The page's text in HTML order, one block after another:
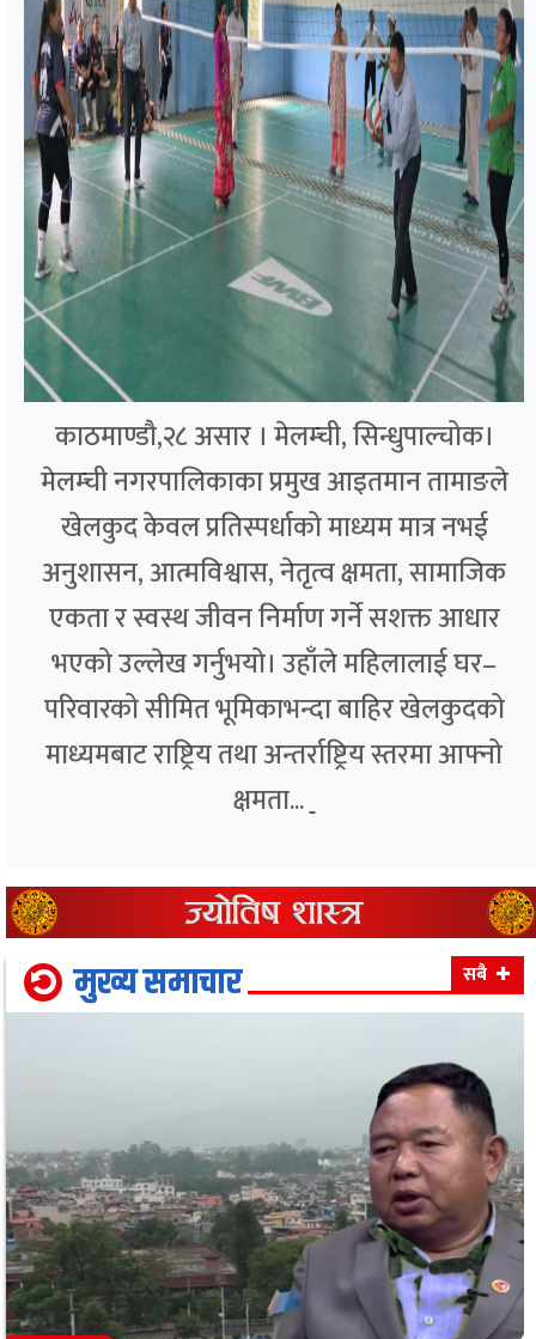
काठमाण्डौ,२८ असार । मेलम्ची, सिन्धुपाल्चोक।
मेलम्ची नगरपालिकाका प्रमुख आइतमान तामाङले
खेलकुद केवल प्रतिस्पर्धाको माध्यम मात्र नभई
अनुशासन, आत्मविश्वास, नेतृत्व क्षमता, सामाजिक
एकता र स्वस्थ जीवन निर्माण गर्ने सशक्त आधार
भएको उल्लेख गर्नुभयो। उहाँले महिलालाई घर–
परिवारको सीमित भूमिकाभन्दा बाहिर खेलकुदको
माध्यमबाट राष्ट्रिय तथा अन्तर्राष्ट्रिय स्तरमा आफ्नो
क्षमता...
मुख्य समाचार सबै